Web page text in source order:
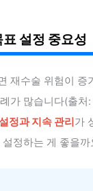
설정 중요성
재수술 위험이 증
가 많습니다(출처
정과 지속 관리가
정하는 게 좋을까